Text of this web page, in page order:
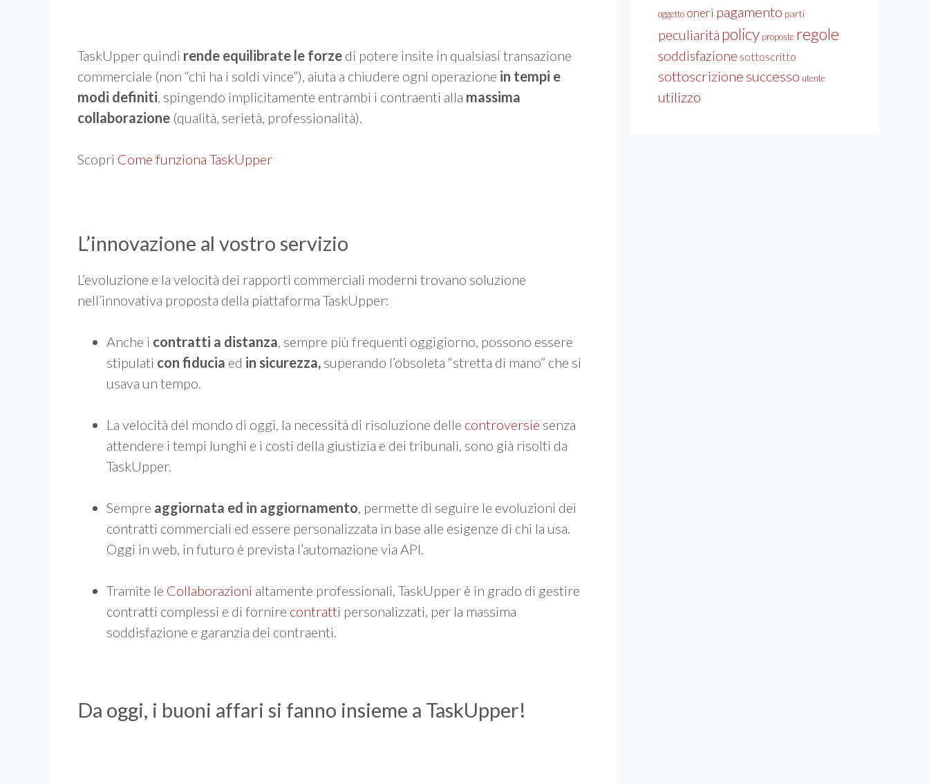
TaskUpper quindi rende equilibrate le forze di potere insite in qualsiasi transazione
commerciale (non “chi ha i soldi vince”), aiuta a chiudere ogni operazione in tempi e
modi definiti, spingendo implicitamente entrambi i contraenti alla massima
collaborazione (qualità, serietà, professionalità).
Scopri Come funziona TaskUpper
L’innovazione al vostro servizio
L’evoluzione e la velocità dei rapporti commerciali moderni trovano soluzione
nell’innovativa proposta della piattaforma TaskUpper:
Anche i contratti a distanza, sempre più frequenti oggigiorno, possono essere
stipulati con fiducia ed in sicurezza, superando l’obsoleta “stretta di mano” che si
usava un tempo.
La velocità del mondo di oggi, la necessità di risoluzione delle controversie senza
attendere i tempi lunghi e i costi della giustizia e dei tribunali, sono già risolti da
TaskUpper.
Sempre aggiornata ed in aggiornamento, permette di seguire le evoluzioni dei
contratti commerciali ed essere personalizzata in base alle esigenze di chi la usa.
Oggi in web, in futuro è prevista l’automazione via API.
Tramite le Collaborazioni altamente professionali, TaskUpper è in grado di gestire
contratti complessi e di fornire contratti personalizzati, per la massima
soddisfazione e garanzia dei contraenti.
Da oggi, i buoni affari si fanno insieme a TaskUpper!
oggetto oneri pagamento parti
peculiarità policy proposte regole
soddisfazione sottoscritto
sottoscrizione successo utente
utilizzo